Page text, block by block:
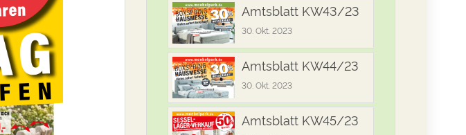
Amtsblatt KW43/23
30. Okt. 2023
Amtsblatt KW44/23
30. Okt. 2023
Amtsblatt KW45/23